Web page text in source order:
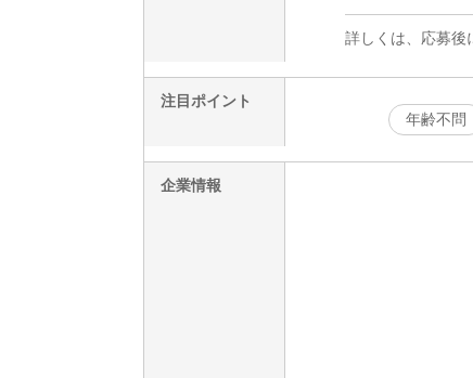
詳しくは、応募後
注目ポイント
年齢不問
企業情報